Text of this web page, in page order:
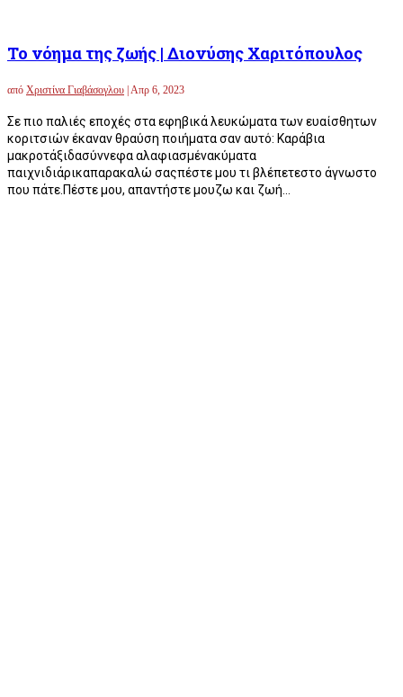
Το νόημα της ζωής | Διονύσης Χαριτόπουλος
από Χριστίνα Γιαβάσογλου Απρ 6, 2023
Σε πιο παλιές εποχές στα εφηβικά λευκώματα των ευαίσθητων
κοριτσιών έκαναν θραύση ποιήματα σαν αυτό: Καράβια
μακροτάξιδασύννεφα αλαφιασμένακύματα
παιχνιδιάρικαπαρακαλώ σαςπέστε μου τι βλέπετεστο άγνωστο
που πάτε.Πέστε μου, απαντήστε μουζω και ζωή...